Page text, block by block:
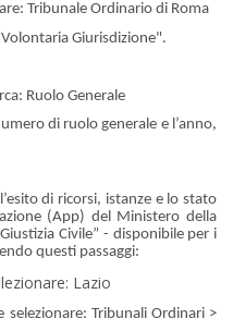
Tribunale Ordinario di Roma
Giurisdizione".
Ruolo Generale
di ruolo generale e l’anno,
di ricorsi, istanze e lo stato
(App) del Ministero della
Civile” - disponibile per i
questi passaggi:
Lazio
Tribunali Ordinari >